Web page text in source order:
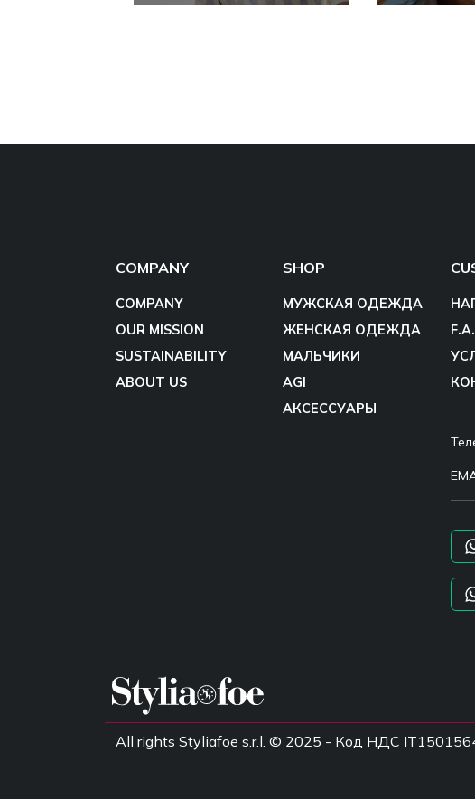
COMPANY
COMPANY
OUR MISSION
SUSTAINABILITY
ABOUT US
SHOP
МУЖСКАЯ ОДЕЖДА
ЖЕНСКАЯ ОДЕЖДА
МАЛЬЧИКИ
AGI
АКСЕССУАРЫ
All rights Styliafoe s.r.l. © 2025 - Код НДС